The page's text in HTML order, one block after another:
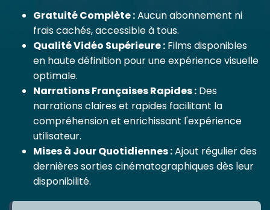
Gratuité Complète :Aucun abonnement ni
frais cachés, accessible à tous.
Qualité Vidéo Supérieure : Films disponibles
en haute définition pour une expérience visuelle
optimale.
Narrations Françaises Rapides : Des
narrations claires et rapides facilitant la
compréhension et enrichissant l'expérience
utilisateur.
Mises à Jour Quotidiennes :Ajout régulier des
dernières sorties cinématographiques dès leur
disponibilité.